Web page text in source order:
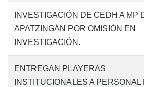
INVESTIGACIÓN DE CEDH A MP
APATZINGÁN POR OMISIÓN EN
INVESTIGACIÓN.
ENTREGAN PLAYERAS
INSTITUCIONALES A PERSONAL